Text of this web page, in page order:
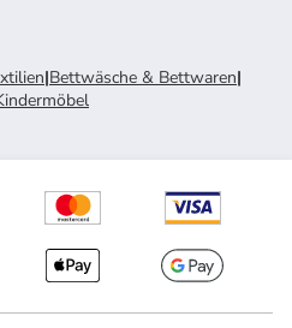
|Bettwäsche & Bettwaren|